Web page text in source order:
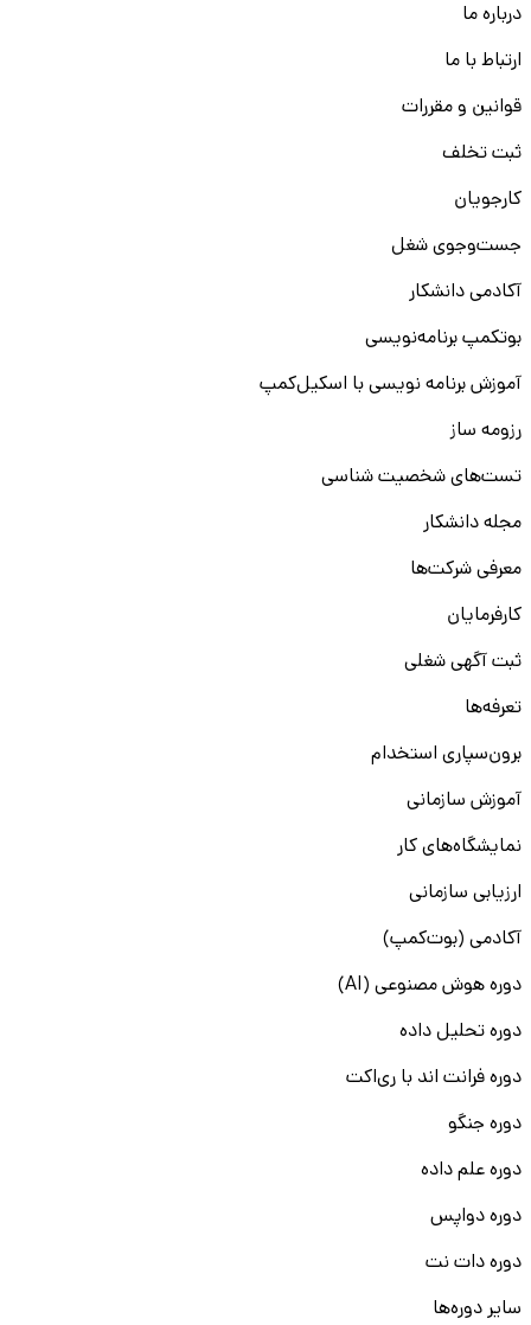
درباره ما
ارتباط با ما
قوانین و مقررات
ثبت تخلف
کارجویان
جست‌و‌جوی شغل
آکادمی دانشکار
بوتکمپ برنامه‌نویسی
آموزش برنامه نویسی با اسکیل‌کمپ
رزومه ساز
تست‌های شخصیت شناسی
مجله دانشکار
معرفی شرکت‌ها
کارفرمایان
ثبت آگهی شغلی
تعرفه‌ها
برون‌سپاری استخدام
آموزش سازمانی
نمایشگاه‌های کار
ارزیابی سازمانی
آکادمی (بوت‌کمپ)
دوره هوش مصنوعی (AI)
دوره تحلیل داده
دوره فرانت اند با ری‌اکت
دوره جنگو
دوره علم داده
دوره دواپس
دوره دات نت
سایر دوره‌ها